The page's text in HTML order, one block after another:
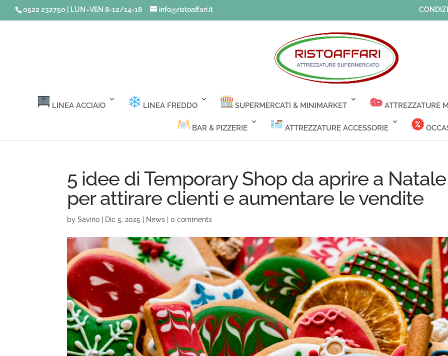
0522 232750 | LUN–VEN 8-12/14-18 info@ristoaffari.it
LINEA ACCIAIO LINEA FREDDO SUPERMERCATI & MINIMARKET ATTREZZATURE
BAR & PIZZERIE ATTREZZATURE ACCESSORIE
5 idee di Temporary Shop da aprire a Natale
per attirare clienti e aumentare le vendite
bySavino Dic 5, 2025 News |0 comments